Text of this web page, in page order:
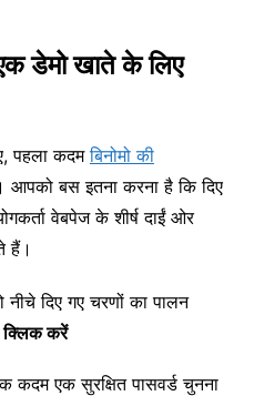
डेमो खाते के लिए
पहला कदमबिनोमो की
बस इतना करना है कि दिए
वेबपेज के शीर्ष दाईं ओर
हैं।
दिए गए चरणों का पालन
क्लिक करें
कदम एक सुरक्षित पासवर्ड चुनना